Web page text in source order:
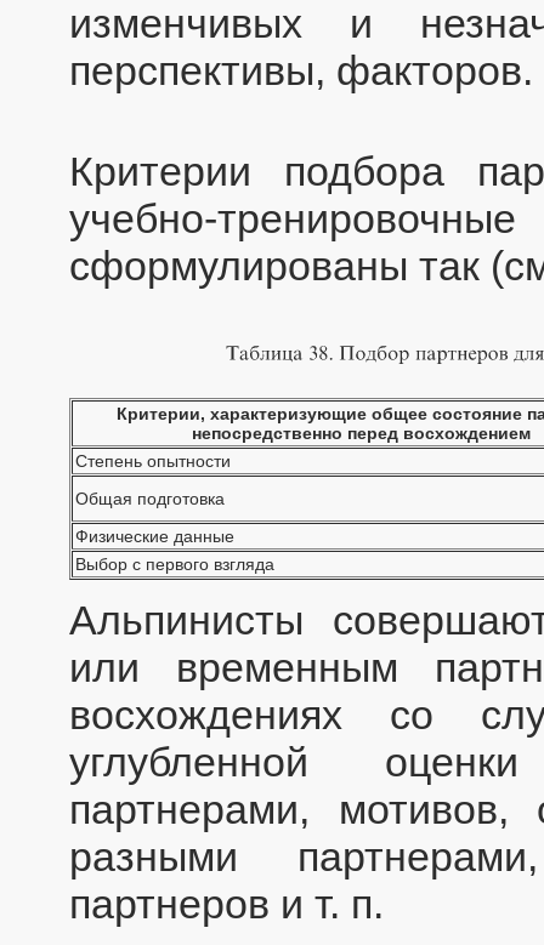
изменчивых и
перспективы, факторов.
Критерии подбора
учебно-
сформулированы так
Критерии, характеризующие общее состояние
непосредственно перед восхождением
Степень опытности
Общая подготовка
Физические данные
Выбор с первого взгляда
Альпинисты
или временным
восхождениях со
углубленной
партнерами, мотивов,
разными
партнеров и т. п.